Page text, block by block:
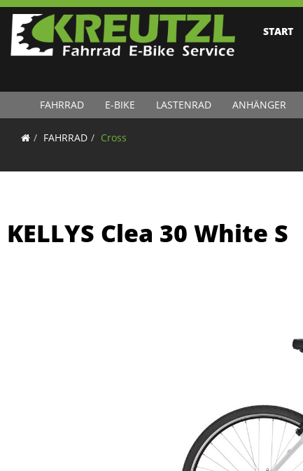
START
FAHRRAD E-BIKE LASTENRAD ANHÄNGER
FAHRRAD Cross
KELLYS Clea 30 White S